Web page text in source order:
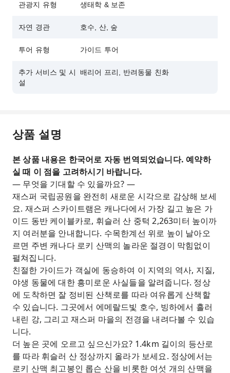
관광지 유형 생태학 & 보존
자연 경관 호수, 산, 숲
투어 유형 가이드 투어
추가 서비스 및 시
설
배리어 프리, 반려동물 친화
상품 설명
본 상품 내용은 한국어로 자동 번역되었습니다. 예약하
실 때 이 점을 고려하시기 바랍니다.
— 무엇을 기대할 수 있을까요? —
재스퍼 국립공원을 완전히 새로운 시각으로 감상해 보세
요. 재스퍼 스카이트램은 캐나다에서 가장 길고 높은 가
이드 동반 케이블카로, 휘슬러 산 중턱 2,263미터 높이까
지 여러분을 안내합니다. 수목한계선 위로 높이 날아오
르면 주변 캐나다 로키 산맥의 놀라운 절경이 막힘없이
펼쳐집니다.
친절한 가이드가 객실에 동승하여 이 지역의 역사, 지질,
야생 동물에 대한 흥미로운 사실들을 알려줍니다. 정상
에 도착하면 잘 정비된 산책로를 따라 여유롭게 산책할
수 있습니다. 그곳에서 에메랄드빛 호수, 빙하에서 흘러
내린 강, 그리고 재스퍼 마을의 전경을 내려다볼 수 있습
니다.
더 높은 곳에 오르고 싶으신가요? 1.4km 길이의 등산로
를 따라 휘슬러 산 정상까지 올라가 보세요. 정상에서는
로키 산맥 최고봉인 롭슨 산을 비롯한 여섯 개의 산맥을